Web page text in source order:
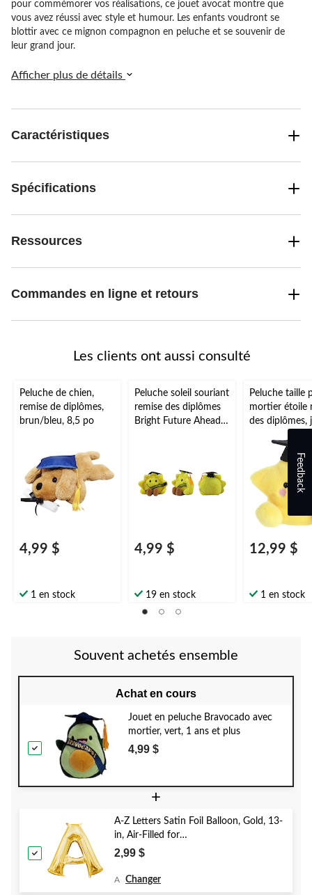
pour commémorer vos réalisations, ce jouet avocat montre que
vous avez réussi avec style et humour. Les enfants voudront se
blottir avec ce mignon compagnon en peluche et se souvenir de
leur grand jour.
Afficher plus de détails
Caractéristiques
Spécifications
Ressources
Commandes en ligne et retours
Les clients ont aussi consulté
Peluche de chien,
remise de diplômes,
brun/bleu, 8,5 po
4,99 $
1 en stock
Peluche soleil souriant
remise des diplômes
Bright Future Ahead,
4,99 $
19 en stock
Peluche taille
mortier étoile
des diplômes,
remise des
12,99 $
1 en stock
Souvent achetés ensemble
Achat en cours
Jouet en peluche Bravocado avec
mortier, vert, 1 ans et plus
4,99 $
+
A-Z Letters Satin Foil Balloon, Gold, 13-
in, Air-Filled for
Birthday/Graduation/Baby
2,99 $
A Changer
Feedback